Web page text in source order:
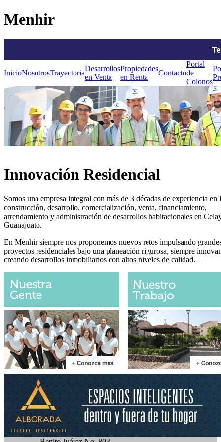
Menhir
InicioNosotrosTrayectoria
Desarrollos
en Venta
Propiedades
en Renta
Contacto
Portal
de
Colonos
Innovación Residencial
Somos una empresa integral con más de 3 décadas de experiencia en
construcción, desarrollo, comercialización, venta, financiamiento,
arrendamiento y administración de desarrollos habitacionales en
Guanajuato.
En Menhir siempre nos proponemos nuevos retos impulsando
proyectos residenciales bajo una planeación rigurosa, siempre
creando desarrollos inmobiliarios con altos niveles de calidad.